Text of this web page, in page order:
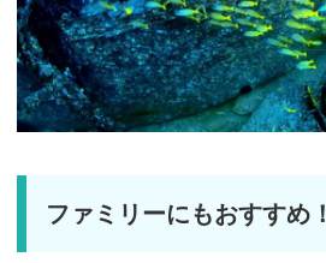
ファミリーにもおすすめ！